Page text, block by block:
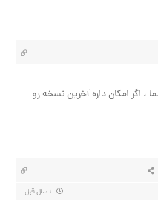
، اگر امکان داره آخرین نسخه رو